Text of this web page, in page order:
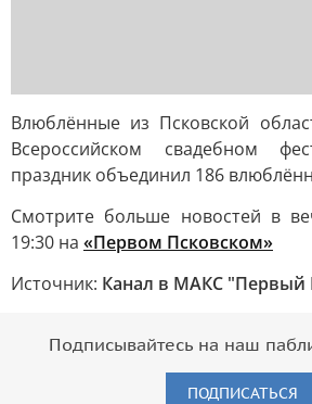
Влюблённые из Псковской
Всероссийском свадебном
праздник объединил 186
Смотрите больше новостей в
19:30 на «Первом Псковском»
Источник: Канал в МАКС "Первый
Подписывайтесь на наш
ПОДПИСАТЬСЯ